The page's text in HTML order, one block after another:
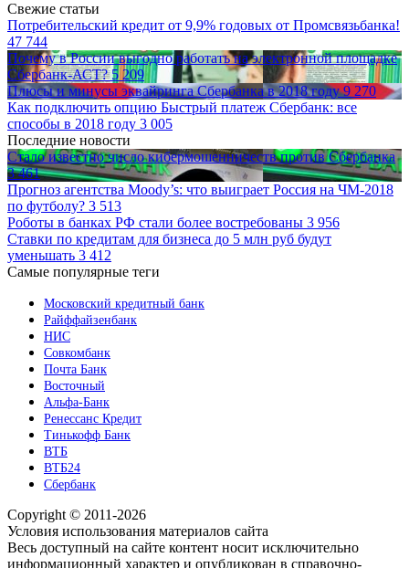
Свежие статьи
Потребительский кредит от 9,9% годовых от Промсвязьбанка!
47 744
Почему в России выгодно работать на электронной площадке
Сбербанк-АСТ?5 209
Плюсы и минусы эквайринга Сбербанка в 2018 году9 270
Как подключить опцию Быстрый платеж Сбербанк: все
способы в 2018 году 3 005
Последние новости
Стало известно число кибермошенничеств против Сбербанка
3 461
Прогноз агентства Moody’s: что выиграет Россия на ЧМ-2018
по футболу? 3 513
Роботы в банках РФ стали более востребованы 3 956
Ставки по кредитам для бизнеса до 5 млн руб будут
уменьшать 3 412
Самые популярные теги
Московский кредитный банк
Райффайзенбанк
НИС
Совкомбанк
Почта Банк
Восточный
Альфа-Банк
Ренессанс Кредит
Тинькофф Банк
ВТБ
ВТБ24
Сбербанк
Copyright © 2011-2026
Условия использования материалов сайта
Весь доступный на сайте контент носит исключительно
информационный характер и опубликован в справочно-